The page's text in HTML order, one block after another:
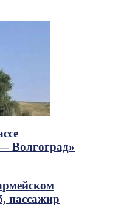
Волгоград»
пассажир